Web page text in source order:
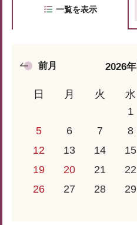
一覧を表示
2026年
前月
日 月 火 水
1
5
6 7 8
12
13 14 15
19
20 21 22
26
27 28 29